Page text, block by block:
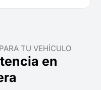
TU VEHÍCULO
en